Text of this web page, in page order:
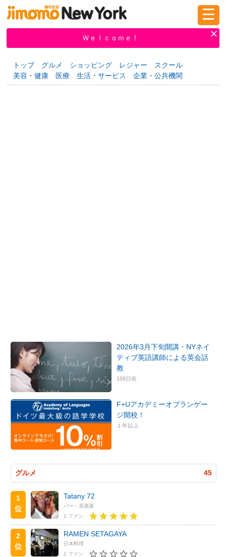
新規登録
掲示板 タウン情報 教えて！
☰
Ｗｅｌｃｏｍｅ！
トップ グルメ ショッピング レジャー
スクール
美容・健康
医療 生活・サービス 企業・公共機関
2026年3月下旬開講・NYネイ
ティブ英語講師による英会話
教
168日前
F+Uアカデミーオブランゲー
ジ開校！
１年以上
グルメ 45
1
位
Tatany 72
バー・居酒屋
1 ファン
2
位
RAMEN SETAGAYA
日本料理
1 ファン